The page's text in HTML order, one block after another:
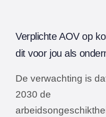
Verplichte AOV op
dit voor jou als
De verwachting is
2030 de